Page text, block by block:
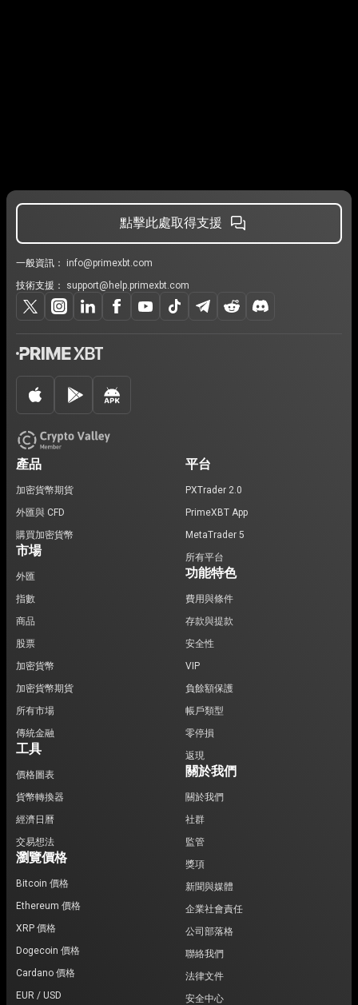
點擊此處取得支援
一般資訊：
info@primexbt.com
技術支援：
support@help.primexbt.com
產品
加密貨幣期貨
外匯與 CFD
購買加密貨幣
市場
外匯
指數
商品
股票
加密貨幣
加密貨幣期貨
所有市場
傳統金融
工具
價格圖表
貨幣轉換器
經濟日曆
交易想法
瀏覽價格
Bitcoin 價格
Ethereum 價格
XRP 價格
Dogecoin 價格
Cardano 價格
EUR / USD
平台
PXTrader 2.0
PrimeXBT App
MetaTrader 5
所有平台
功能特色
費用與條件
存款與提款
安全性
VIP
負餘額保護
帳戶類型
零停損
返現
關於我們
關於我們
社群
監管
獎項
新聞與媒體
企業社會責任
公司部落格
聯絡我們
法律文件
安全中心